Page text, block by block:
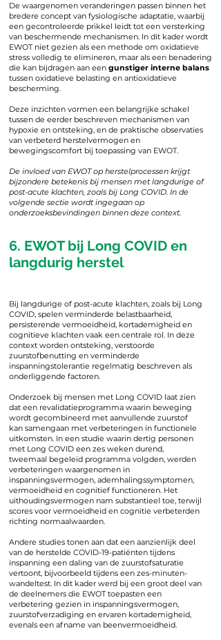
De waargenomen veranderingen passen binnen het
bredere concept van fysiologische adaptatie, waarbij
een gecontroleerde prikkel leidt tot een versterking
van beschermende mechanismen. In dit kader wordt
EWOT niet gezien als een methode om oxidatieve
stress volledig te elimineren, maar als een benadering
die kan bijdragen aan een gunstiger interne balans
tussen oxidatieve belasting en antioxidatieve
bescherming.
Deze inzichten vormen een belangrijke schakel
tussen de eerder beschreven mechanismen van
hypoxie en ontsteking, en de praktische observaties
van verbeterd herstelvermogen en
bewegingscomfort bij toepassing van EWOT.
De invloed van EWOT op herstelprocessen krijgt
bijzondere betekenis bij mensen met langdurige of
post-acute klachten, zoals bij Long COVID. In de
volgende sectie wordt ingegaan op
onderzoeksbevindingen binnen deze context.
6. EWOT bij Long COVID en
langdurig herstel
Bij langdurige of post-acute klachten, zoals bij Long
COVID, spelen verminderde belastbaarheid,
persisterende vermoeidheid, kortademigheid en
cognitieve klachten vaak een centrale rol. In deze
context worden ontsteking, verstoorde
zuurstofbenutting en verminderde
inspanningstolerantie regelmatig beschreven als
onderliggende factoren.
Onderzoek bij mensen met Long COVID laat zien
dat een revalidatieprogramma waarin beweging
wordt gecombineerd met aanvullende zuurstof
kan samengaan met verbeteringen in functionele
uitkomsten. In een studie waarin dertig personen
met Long COVID een zes weken durend,
tweemaal begeleid programma volgden, werden
verbeteringen waargenomen in
inspanningsvermogen, ademhalingssymptomen,
vermoeidheid en cognitief functioneren. Het
uithoudingsvermogen nam substantieel toe, terwijl
scores voor vermoeidheid en cognitie verbeterden
richting normaalwaarden.
Andere studies tonen aan dat een aanzienlijk deel
van de herstelde COVID-19-patiënten tijdens
inspanning een daling van de zuurstofsaturatie
vertoont, bijvoorbeeld tijdens een zes-minuten-
wandeltest. In dit kader werd bij een groot deel van
de deelnemers die EWOT toepasten een
verbetering gezien in inspanningsvermogen,
zuurstofverzadiging en ervaren kortademigheid,
evenals een afname van beenvermoeidheid.